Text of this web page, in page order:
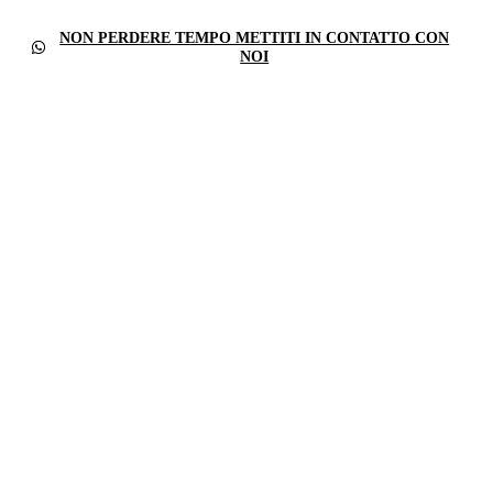
NON PERDERE TEMPO METTITI IN CONTATTO CON
NOI